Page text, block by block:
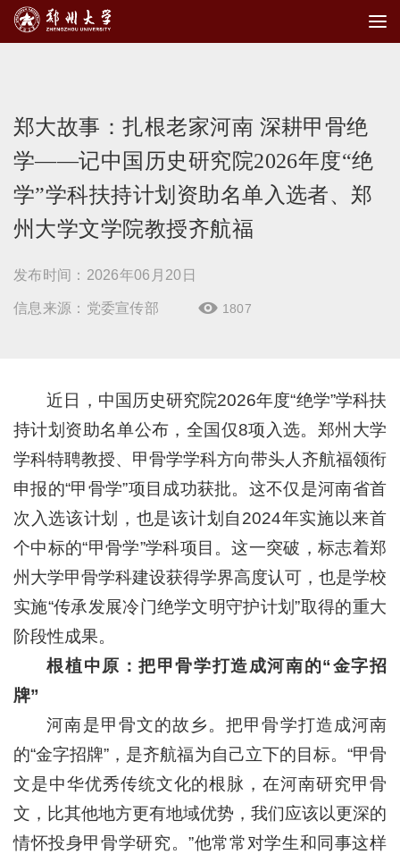
郑大故事：扎根老家河南 深耕甲骨绝
学——记中国历史研究院2026年度“绝
学”学科扶持计划资助名单入选者、郑
州大学文学院教授齐航福
发布时间：2026年06月20日
信息来源：党委宣传部  1807
近日，中国历史研究院2026年度“绝学”学科扶
持计划资助名单公布，全国仅8项入选。郑州大学
学科特聘教授、甲骨学学科方向带头人齐航福领衔
申报的“甲骨学”项目成功获批。这不仅是河南省首
次入选该计划，也是该计划自2024年实施以来首
个中标的“甲骨学”学科项目。这一突破，标志着郑
州大学甲骨学科建设获得学界高度认可，也是学校
实施“传承发展冷门绝学文明守护计划”取得的重大
阶段性成果。
根植中原：把甲骨学打造成河南的“金字招
牌”
河南是甲骨文的故乡。把甲骨学打造成河南
的“金字招牌”，是齐航福为自己立下的目标。“甲骨
文是中华优秀传统文化的根脉，在河南研究甲骨
文，比其他地方更有地域优势，我们应该以更深的
情怀投身甲骨学研究。”他常常对学生和同事这样